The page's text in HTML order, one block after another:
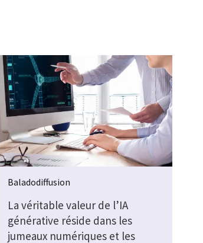
Baladodiffusion
La véritable valeur de l’IA
générative réside dans les
jumeaux numériques et les